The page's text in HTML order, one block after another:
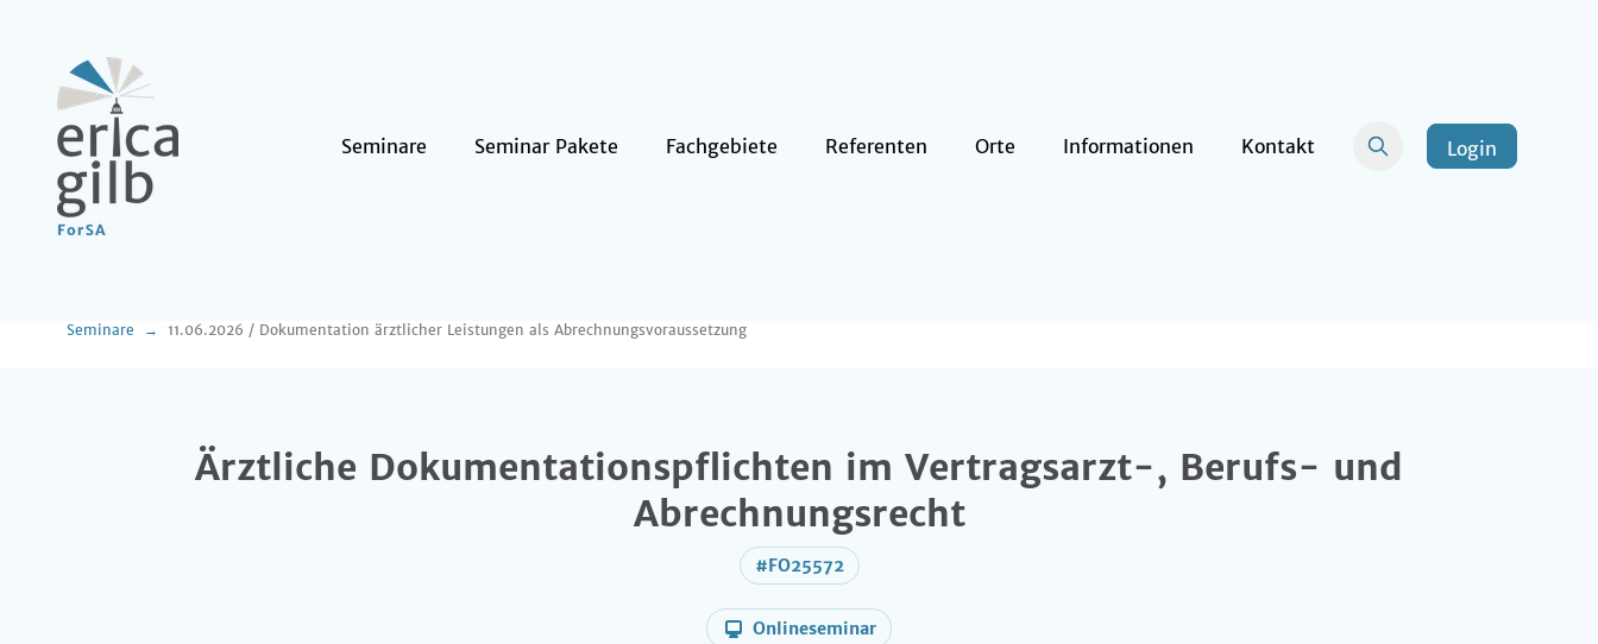
Seminare Seminar Pakete Fachgebiete Referenten Orte Informationen Kontakt Login
Seminare 11.06.2026 / Dokumentation ärztlicher Leistungen als Abrechnungsvoraussetzung
Ärztliche Dokumentationspflichten im Vertragsarzt-, Berufs- und
Abrechnungsrecht
#FO25572
Onlineseminar